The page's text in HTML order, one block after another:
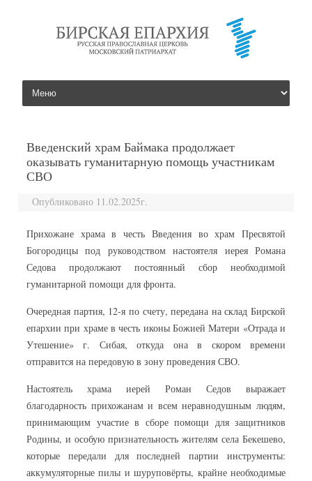
перейти к содержанию
Введенский храм Баймака продолжает
оказывать гуманитарную помощь участникам
СВО
Опубликовано 11.02.2025г.
Прихожане храма в честь Введения во храм Пресвятой
Богородицы под руководством настоятеля иерея Романа
Седова продолжают постоянный сбор необходимой
гуманитарной помощи для фронта.
Очередная партия, 12-я по счету, передана на склад Бирской
епархии при храме в честь иконы Божией Матери «Отрада и
Утешение» г. Сибая, откуда она в скором времени
отправится на передовую в зону проведения СВО.
Настоятель храма иерей Роман Седов выражает
благодарность прихожанам и всем неравнодушным людям,
принимающим участие в сборе помощи для защитников
Родины, и особую признательность жителям села Бекешево,
которые передали для последней партии инструменты:
аккумуляторные пилы и шуруповёрты, крайне необходимые